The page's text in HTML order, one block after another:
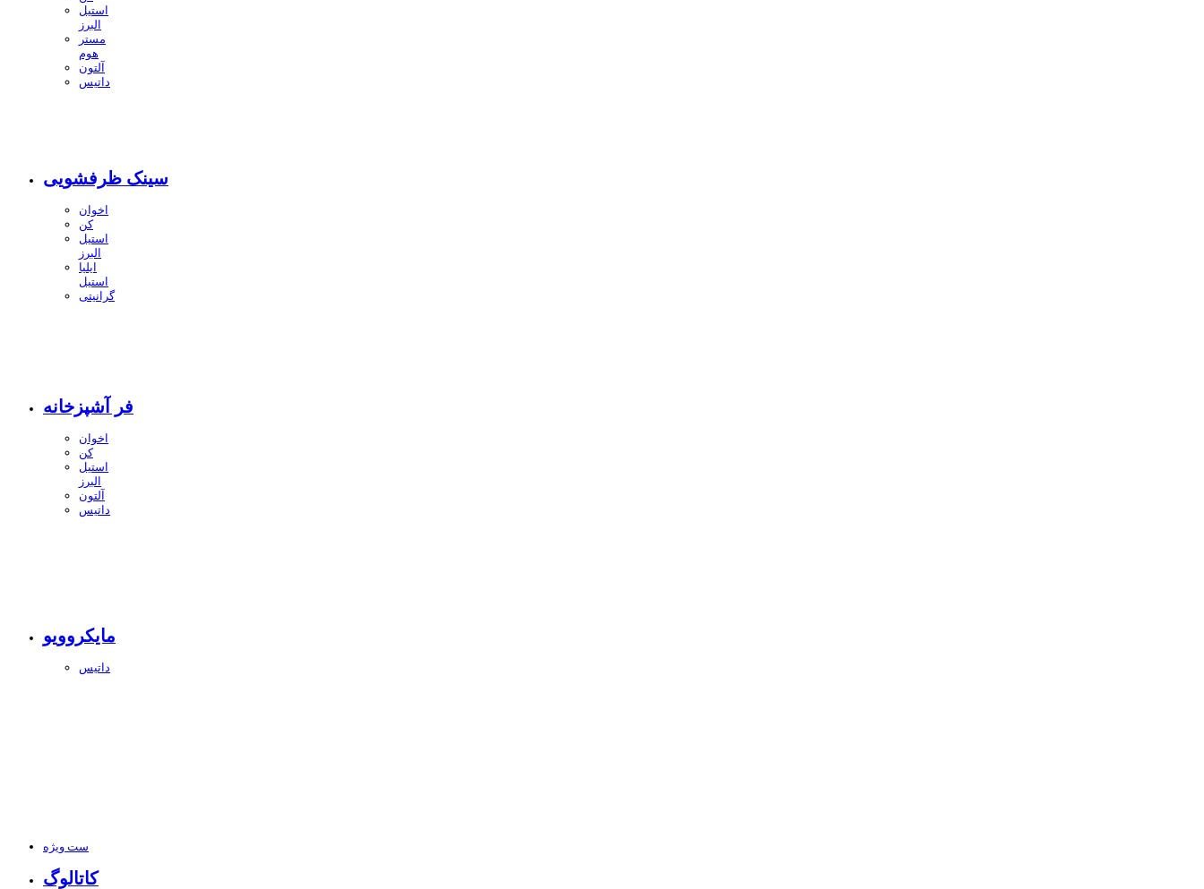
استیل
البرز
مستر
هوم
آلتون
داتیس
سینک ظرفشویی
اخوان
کن
استیل
البرز
ایلیا
استیل
گرانیتی
فر آشپزخانه
اخوان
کن
استیل
البرز
آلتون
داتیس
مایکروویو
داتیس
ست ویژه
کاتالوگ